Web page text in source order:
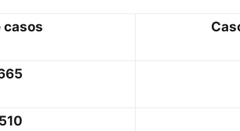
casos